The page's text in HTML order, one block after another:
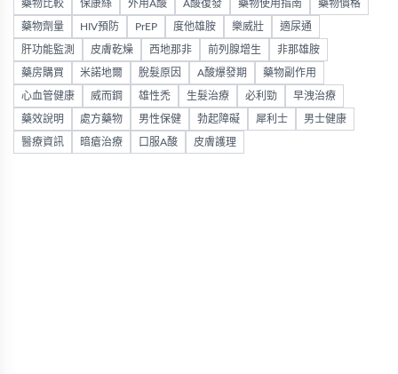
藥物比較 保康絲 外用A酸 A酸復發 藥物使用指南 藥物價格
藥物劑量 HIV預防 PrEP 度他雄胺 樂威壯 適尿通
肝功能監測 皮膚乾燥 西地那非 前列腺增生 非那雄胺
藥房購買 米諾地爾 脫髮原因 A酸爆發期 藥物副作用
心血管健康 威而鋼 雄性禿 生髮治療 必利勁 早洩治療
藥效說明 處方藥物 男性保健 勃起障礙 犀利士 男士健康
醫療資訊 暗瘡治療 口服A酸 皮膚護理